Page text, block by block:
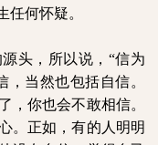
任何怀疑。
头，所以说，“信为
当然也包括自信。
，你也会不敢相信。
。正如，有的人明明